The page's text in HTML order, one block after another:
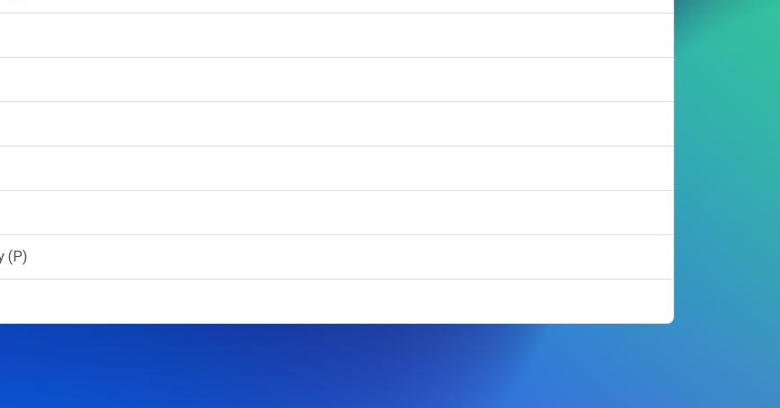
(P)